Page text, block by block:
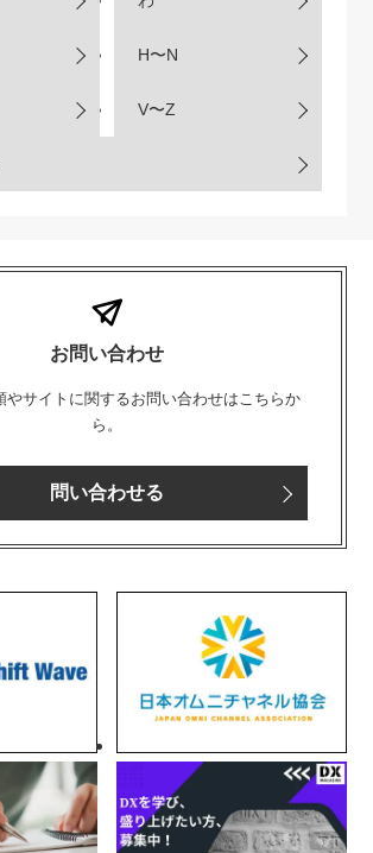
H〜N
V〜Z
お問い合わせ
やサイトに関するお問い合わせはこちらか
ら。
問い合わせる